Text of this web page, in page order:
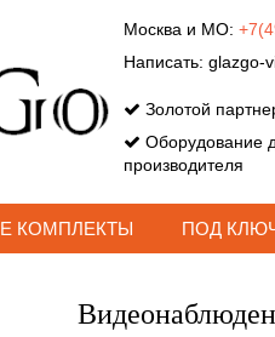
Москва и МО:
Написать: glazgo-
Золотой
Оборудование
производителя
КОМПЛЕКТЫ ПОД